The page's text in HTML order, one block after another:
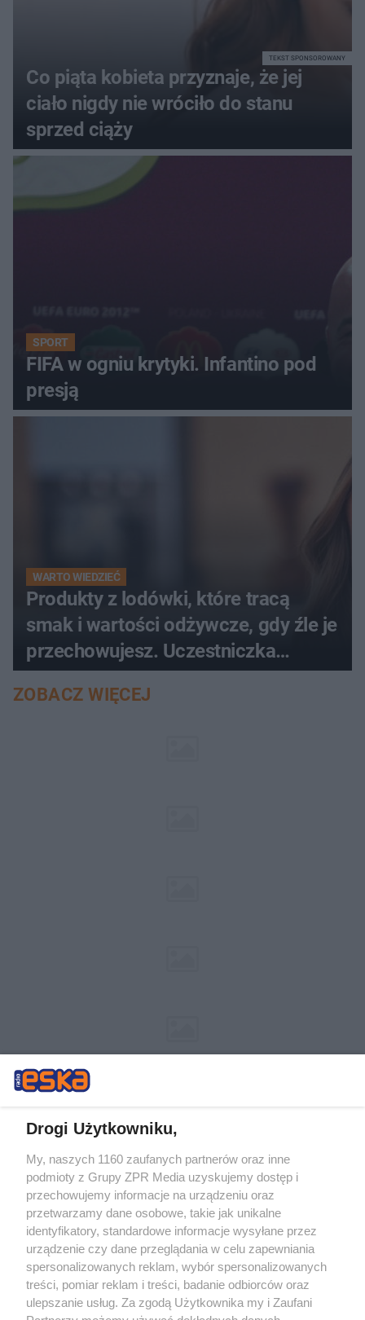
Co piąta kobieta przyznaje, że jej
ciało nigdy nie wróciło do stanu
sprzed ciąży
TEKST SPONSOROWANY
SPORT
FIFA w ogniu krytyki. Infantino pod
presją
WARTO WIEDZIEĆ
Produkty z lodówki, które tracą
smak i wartości odżywcze, gdy źle je
przechowujesz. Uczestniczka
"MasterChefa"
ZOBACZ WIĘCEJ
Żaden utwór zamieszczony w serwisie nie może być powielany i
rozpowszechniany lub dalej rozpowszechniany w jakikolwiek sposób (w
tym także elektroniczny lub mechaniczny) na jakimkolwiek polu
eksploatacji w jakiejkolwiek formie, włącznie z umieszczaniem w
Internecie bez pisemnej zgody właściciela praw. Jakiekolwiek użycie lub
wykorzystanie utworów w całości lub w części z naruszeniem prawa,
tzn. bez właściwej zgody, jest zabronione pod groźbą kary i może być
ścigane prawnie.
Drogi Użytkowniku,
My, naszych 1160 zaufanych partnerów oraz inne
podmioty z Grupy ZPR Media uzyskujemy dostęp i
przechowujemy informacje na urządzeniu oraz
przetwarzamy dane osobowe, takie jak unikalne
identyfikatory, standardowe informacje wysyłane przez
urządzenie czy dane przeglądania w celu zapewniania
spersonalizowanych reklam, wybór spersonalizowanych
treści, pomiar reklam i treści, badanie odbiorców oraz
ulepszanie usług. Za zgodą Użytkownika my i Zaufani